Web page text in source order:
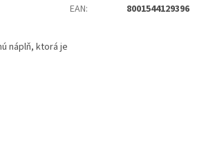
náplň, ktorá je
EAN: 8001544129396